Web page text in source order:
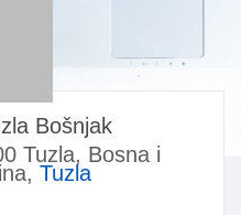
Bošnjak
Tuzla, Bosna i
Tuzla